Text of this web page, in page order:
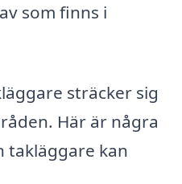
som finns i
sträcker sig
Här är några
takläggare kan